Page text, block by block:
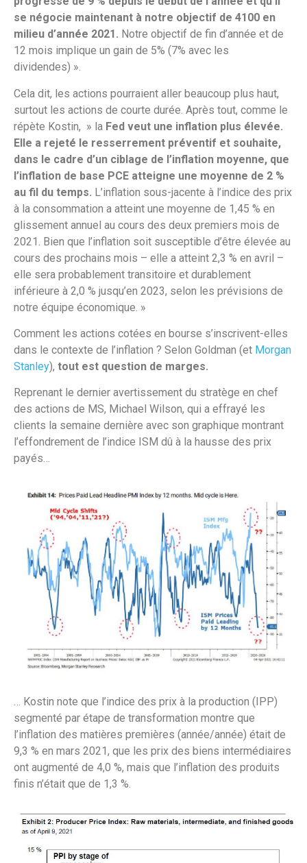
se négocie maintenant à notre objectif de 4100 en
milieu d’année 2021. Notre objectif de fin d’année et de
12 mois implique un gain de 5% (7% avec les
dividendes) ».
Cela dit, les actions pourraient aller beaucoup plus haut,
surtout les actions de courte durée. Après tout, comme le
répète Kostin, » la Fed veut une inflation plus élevée.
Elle a rejeté le resserrement préventif et souhaite,
dans le cadre d’un ciblage de l’inflation moyenne, que
l’inflation de base PCE atteigne une moyenne de 2 %
au fil du temps. L’inflation sous-jacente à l’indice des prix
à la consommation a atteint une moyenne de 1,45 % en
glissement annuel au cours des deux premiers mois de
2021. Bien que l’inflation soit susceptible d’être élevée au
cours des prochains mois – elle a atteint 2,3 % en avril –
elle sera probablement transitoire et durablement
inférieure à 2,0 % jusqu’en 2023, selon les prévisions de
notre équipe économique. »
Comment les actions cotées en bourse s’inscrivent-elles
dans le contexte de l’inflation ? Selon Goldman (et Morgan
Stanley), tout est question de marges.
Reprenant le dernier avertissement du stratège en chef
des actions de MS, Michael Wilson, qui a effrayé les
clients la semaine dernière avec son graphique montrant
l’effondrement de l’indice ISM dû à la hausse des prix
payés…
… Kostin note que l’indice des prix à la production (IPP)
segmenté par étape de transformation montre que
l’inflation des matières premières (année/année) était de
9,3 % en mars 2021, que les prix des biens intermédiaires
ont augmenté de 4,0 %, mais que l’inflation des produits
finis n’était que de 1,3 %.